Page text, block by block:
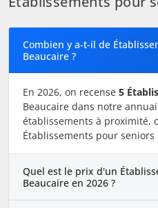
Combien y a-t-il de
Beaucaire ?
En 2026, on recense 5
Beaucaire dans notre
établissements à proximité,
Établissements pour
Quel est le prix d'un
Beaucaire en 2026 ?